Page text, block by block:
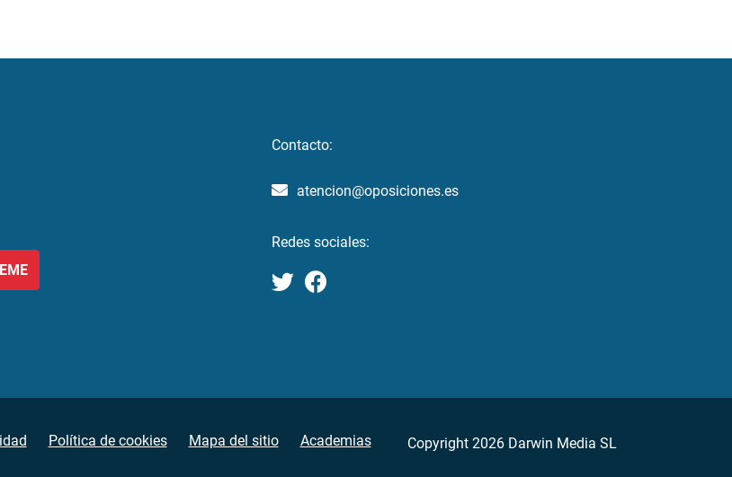
Contacto:
atencion@oposiciones.es
Redes sociales:
Política de cookies Mapa del sitio Academias Copyright 2026 Darwin Media SL